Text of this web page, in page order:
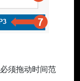
须拖动时间范